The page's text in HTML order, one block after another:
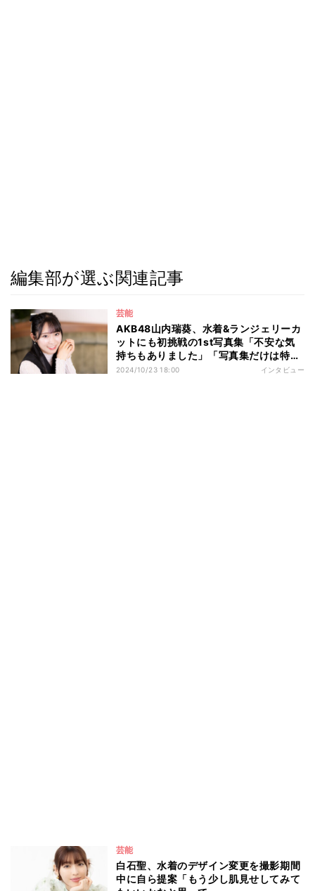
編集部が選ぶ関連記事
芸能
AKB48山内瑞葵、水着&ランジェリーカ
ットにも初挑戦の1st写真集「不安な気
持ちもありました」「写真集だけは特別
に」
2024/10/23 18:00 インタビュー
芸能
白石聖、水着のデザイン変更を撮影期間
中に自ら提案「もう少し肌見せしてみて